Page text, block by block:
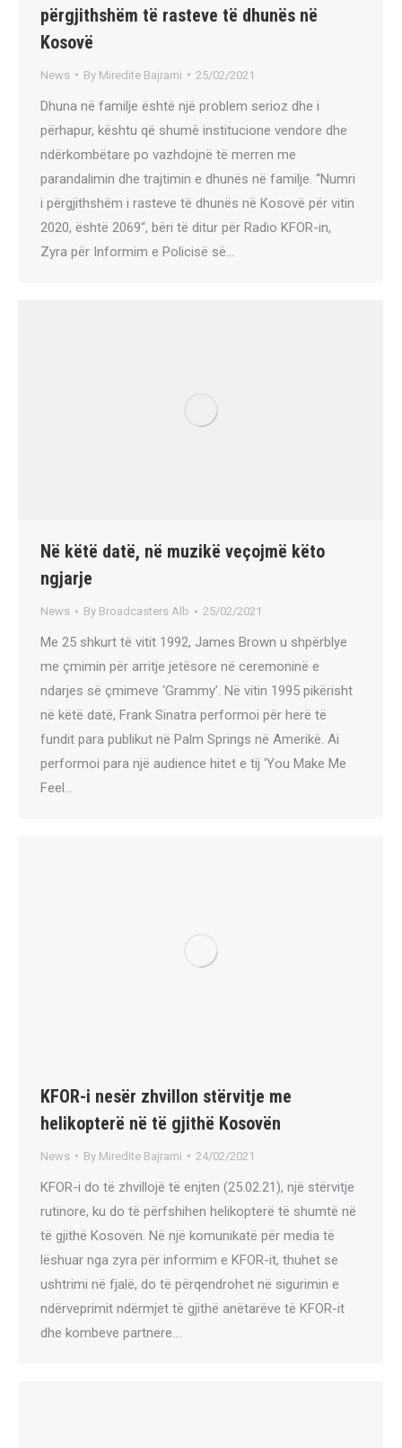
përgjithshëm të rasteve të dhunës në
Kosovë
News By Miredite Bajrami 25/02/2021
Dhuna në familje është një problem serioz dhe i
përhapur, kështu që shumë institucione vendore dhe
ndërkombëtare po vazhdojnë të merren me
parandalimin dhe trajtimin e dhunës në familje. “Numri
i përgjithshëm i rasteve të dhunës në Kosovë për vitin
2020, është 2069“, bëri të ditur për Radio KFOR-in,
Zyra për Informim e Policisë së…
Në këtë datë, në muzikë veçojmë këto
ngjarje
News By Broadcasters Alb 25/02/2021
Me 25 shkurt të vitit 1992, James Brown u shpërblye
me çmimin për arritje jetësore në ceremoninë e
ndarjes së çmimeve ‘Grammy’. Në vitin 1995 pikërisht
në këtë datë, Frank Sinatra performoi për herë të
fundit para publikut në Palm Springs në Amerikë. Ai
performoi para një audience hitet e tij ‘You Make Me
Feel…
KFOR-i nesër zhvillon stërvitje me
helikopterë në të gjithë Kosovën
News By Miredite Bajrami 24/02/2021
KFOR-i do të zhvillojë të enjten (25.02.21), një stërvitje
rutinore, ku do të përfshihen helikopterë të shumtë në
të gjithë Kosovën. Në një komunikatë për media të
lëshuar nga zyra për informim e KFOR-it, thuhet se
ushtrimi në fjalë, do të përqendrohet në sigurimin e
ndërveprimit ndërmjet të gjithë anëtarëve të KFOR-it
dhe kombeve partnere.…